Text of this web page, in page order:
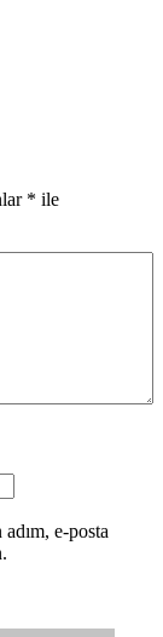
* ile
e-posta